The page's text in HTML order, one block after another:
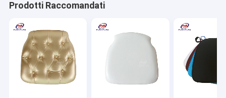
Prodotti Raccomandati